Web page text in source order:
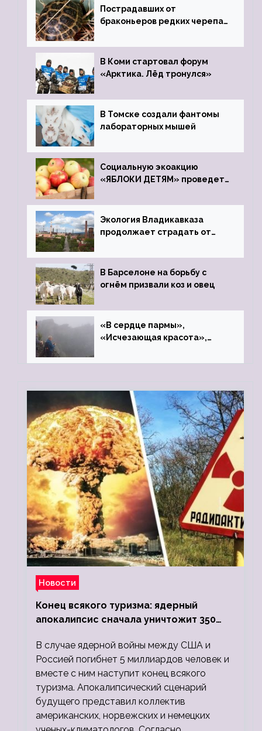
Пострадавших от
браконьеров редких черепах
зоопарк
В Коми стартовал форум
«Арктика. Лёд тронулся»
В Томске создали фантомы
лабораторных мышей
Социальную экоакцию
«ЯБЛОКИ ДЕТЯМ» проведет
Экология Владикавказа
продолжает страдать от
В Барселоне на борьбу с
огнём призвали коз и овец
«В сердце пармы»,
«Исчезающая красота»,
Новости
Конец всякого туризма: ядерный
апокалипсис сначала уничтожит 350
людей
В случае ядерной войны между США и
Россией погибнет 5 миллиардов человек и
вместе с ним наступит конец всякого
туризма. Апокалипсический сценарий
будущего представил коллектив
американских, норвежских и немецких